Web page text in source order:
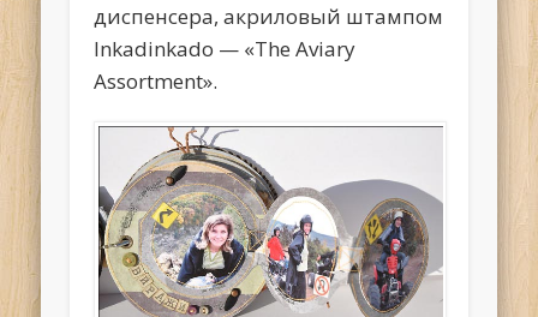
диспенсера, акриловый штампом
Inkadinkado — «The Aviary
Assortment».